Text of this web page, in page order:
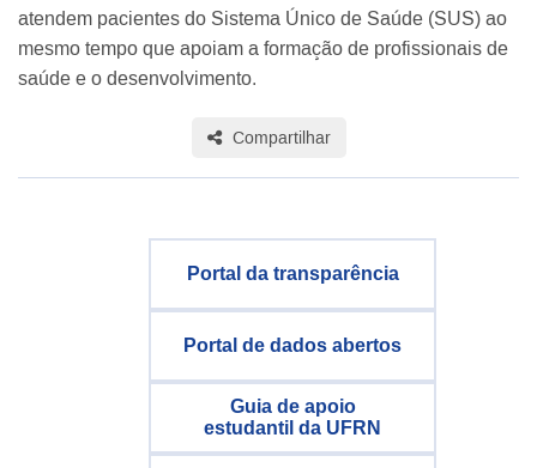
atendem pacientes do Sistema Único de Saúde (SUS) ao
mesmo tempo que apoiam a formação de profissionais de
saúde e o desenvolvimento.
Compartilhar
Portal da transparência
Portal de dados abertos
Guia de apoio
estudantil da UFRN